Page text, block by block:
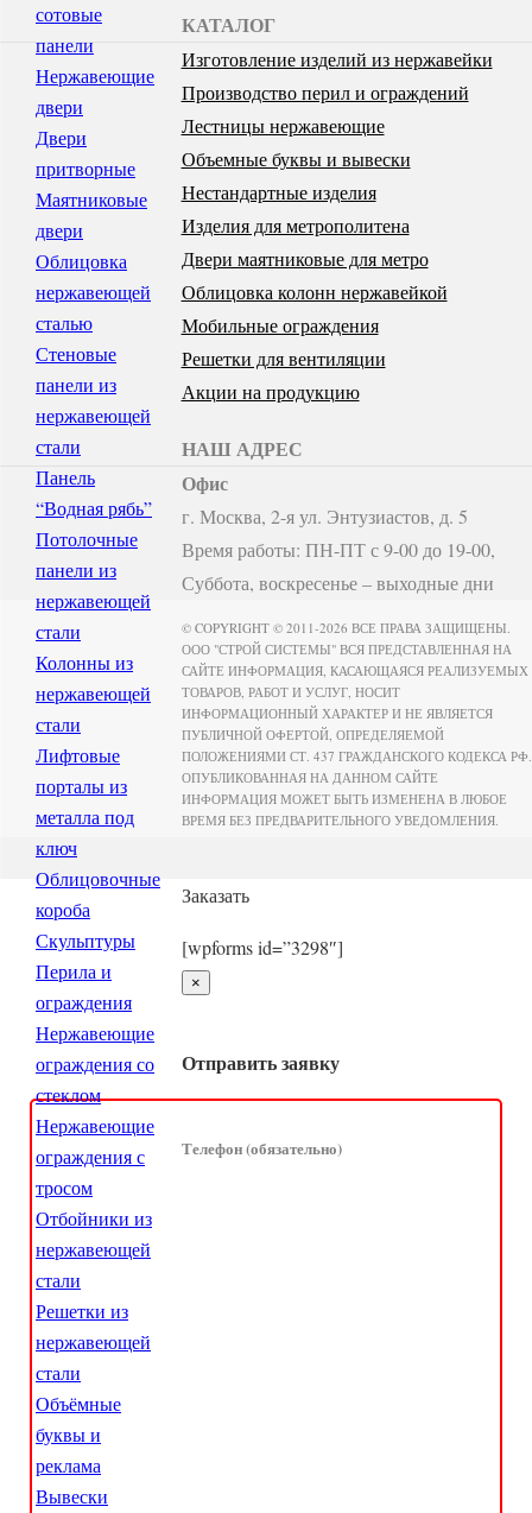
сотовые
панели
Нержавеющие
двери
Двери
притворные
Маятниковые
двери
Облицовка
нержавеющей
сталью
Стеновые
панели из
нержавеющей
стали
Панель
“Водная рябь”
Потолочные
панели из
нержавеющей
стали
Колонны из
нержавеющей
стали
Лифтовые
порталы из
металла под
ключ
Облицовочные
короба
Скульптуры
Перила и
ограждения
Нержавеющие
ограждения со
стеклом
Нержавеющие
ограждения с
тросом
Отбойники из
нержавеющей
стали
Решетки из
нержавеющей
стали
Объёмные
буквы и
реклама
Вывески
КАТАЛОГ
Изготовление изделий из нержавейки
Производство перил и ограждений
Лестницы нержавеющие
Объемные буквы и вывески
Нестандартные изделия
Изделия для метрополитена
Двери маятниковые для метро
Облицовка колонн нержавейкой
Мобильные ограждения
Решетки для вентиляции
Акции на продукцию
НАШ АДРЕС
Офис
г. Москва, 2-я ул. Энтузиастов, д. 5
Время работы: ПН-ПТ с 9-00 до 19-00,
Суббота, воскресенье – выходные дни
© COPYRIGHT © 2011-2026 ВСЕ ПРАВА ЗАЩИЩЕНЫ.
ООО "СТРОЙ СИСТЕМЫ" ВСЯ ПРЕДСТАВЛЕННАЯ НА
САЙТЕ ИНФОРМАЦИЯ, КАСАЮЩАЯСЯ РЕАЛИЗУЕМЫХ
ТОВАРОВ, РАБОТ И УСЛУГ, НОСИТ
ИНФОРМАЦИОННЫЙ ХАРАКТЕР И НЕ ЯВЛЯЕТСЯ
ПУБЛИЧНОЙ ОФЕРТОЙ, ОПРЕДЕЛЯЕМОЙ
ПОЛОЖЕНИЯМИ СТ. 437 ГРАЖДАНСКОГО КОДЕКСА РФ.
ОПУБЛИКОВАННАЯ НА ДАННОМ САЙТЕ
ИНФОРМАЦИЯ МОЖЕТ БЫТЬ ИЗМЕНЕНА В ЛЮБОЕ
ВРЕМЯ БЕЗ ПРЕДВАРИТЕЛЬНОГО УВЕДОМЛЕНИЯ.
Заказать
[wpforms id=”3298″]
×
Отправить заявку
Телефон (обязательно)